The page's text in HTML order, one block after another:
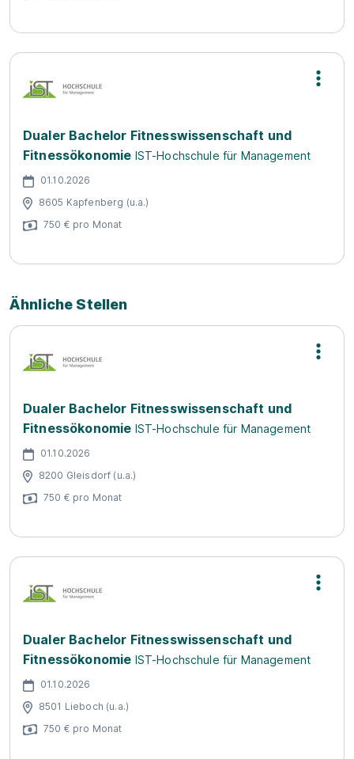
Dualer Bachelor Fitnesswissenschaft und
Fitnessökonomie IST-Hochschule für Management
01.10.2026
8605 Kapfenberg (u.a.)
750 € pro Monat
Ähnliche Stellen
Dualer Bachelor Fitnesswissenschaft und
Fitnessökonomie IST-Hochschule für Management
01.10.2026
8200 Gleisdorf (u.a.)
750 € pro Monat
Dualer Bachelor Fitnesswissenschaft und
Fitnessökonomie IST-Hochschule für Management
01.10.2026
8501 Lieboch (u.a.)
750 € pro Monat